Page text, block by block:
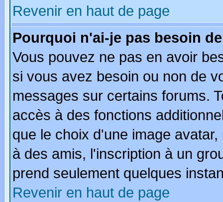
Revenir en haut de page
Pourquoi n'ai-je pas besoin
Vous pouvez ne pas en avoir
si vous avez besoin ou non de
messages sur certains forums.
accès à des fonctions
que le choix d'une image
à des amis, l'inscription à un
prend seulement quelques
Revenir en haut de page